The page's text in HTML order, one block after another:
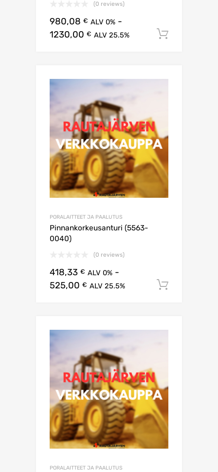
(0 reviews)
980,08 € ALV 0% -
1230,00 € ALV 25.5%
PORALAITTEET JA PAALUTUS
Pinnankorkeusanturi (5563-
0040)
(0 reviews)
418,33 € ALV 0% -
525,00 € ALV 25.5%
PORALAITTEET JA PAALUTUS